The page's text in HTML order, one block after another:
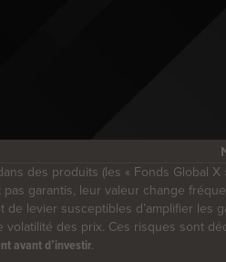
des produits (les « Fonds Global
pas garantis, leur valeur change
de levier susceptibles d’amplifier les
volatilité des prix. Ces risques sont
avant d’investir.